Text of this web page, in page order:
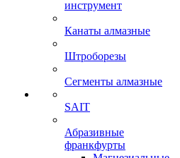
инструмент
Канаты алмазные
Штроборезы
Сегменты алмазные
SAIT
Абразивные
франкфурты